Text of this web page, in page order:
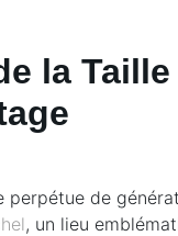
la Taille
perpétue de
, un lieu